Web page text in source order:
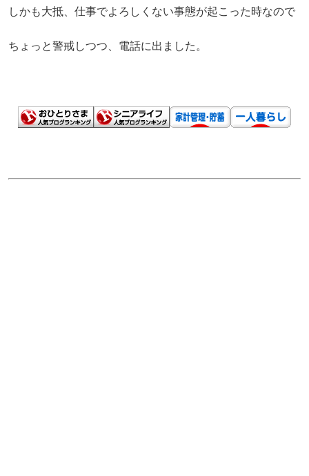
しかも大抵、仕事でよろしくない事態が起こった時なので
ちょっと警戒しつつ、電話に出ました。